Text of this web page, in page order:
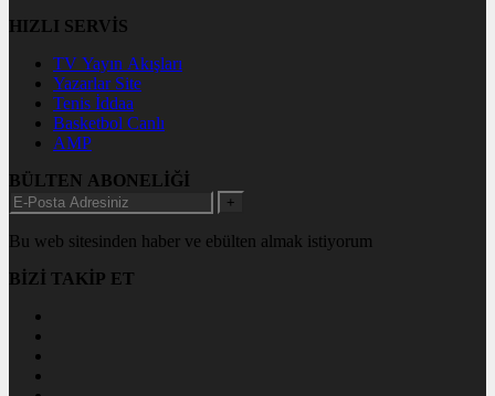
HIZLI SERVİS
TV Yayın Akışları
Yazarlar Site
Tenis İddaa
Basketbol Canlı
AMP
BÜLTEN ABONELİĞİ
+
Bu web sitesinden haber ve ebülten almak istiyorum
BİZİ TAKİP ET